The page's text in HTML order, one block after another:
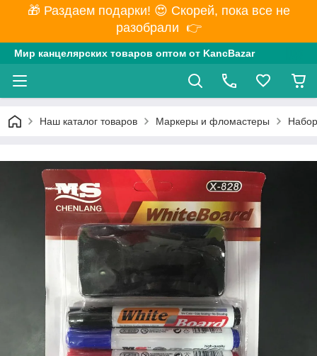
🎁 Раздаем подарки! 😍 Скорей, пока все не
разобрали 👉
Мир канцелярских товаров оптом от KancBazar
Наш каталог товаров Маркеры и фломастеры